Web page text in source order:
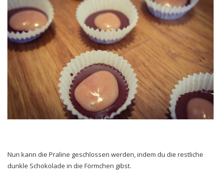
Nun kann die Praline geschlossen werden, indem du die restliche
dunkle Schokolade in die Förmchen gibst.